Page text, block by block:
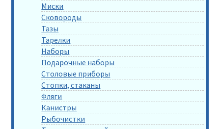
Миски
Сковороды
Тазы
Тарелки
Наборы
Подарочные наборы
Столовые приборы
Стопки, стаканы
Фляги
Канистры
Рыбочистки